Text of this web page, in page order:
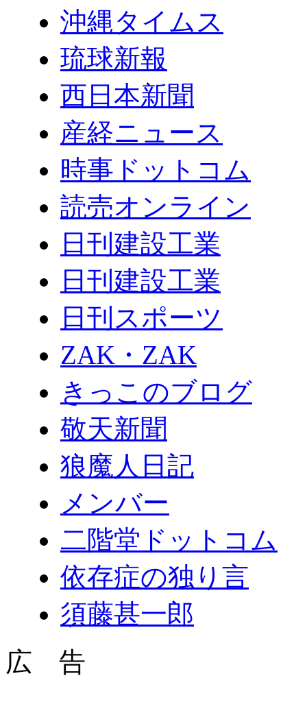
沖縄タイムス
琉球新報
西日本新聞
産経ニュース
時事ドットコム
読売オンライン
日刊建設工業
日刊建設工業
日刊スポーツ
ZAK・ZAK
きっこのブログ
敬天新聞
狼魔人日記
メンバー
二階堂ドットコム
依存症の独り言
須藤甚一郎
広 告